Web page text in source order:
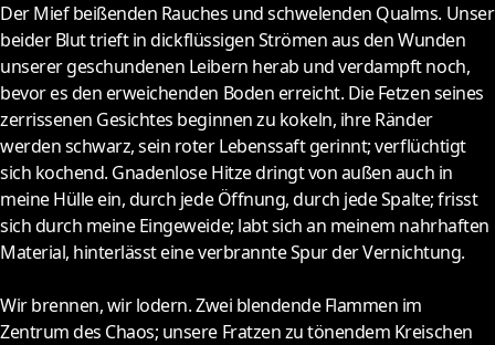
Der Mief beißenden Rauches und schwelenden Qualms. Unser
beider Blut trieft in dickflüssigen Strömen aus den Wunden
unserer geschundenen Leibern herab und verdampft noch,
bevor es den erweichenden Boden erreicht. Die Fetzen seines
zerrissenen Gesichtes beginnen zu kokeln, ihre Ränder
werden schwarz, sein roter Lebenssaft gerinnt; verflüchtigt
sich kochend. Gnadenlose Hitze dringt von außen auch in
meine Hülle ein, durch jede Öffnung, durch jede Spalte; frisst
sich durch meine Eingeweide; labt sich an meinem nahrhaften
Material, hinterlässt eine verbrannte Spur der Vernichtung.
Wir brennen, wir lodern. Zwei blendende Flammen im
Zentrum des Chaos; unsere Fratzen zu tönendem Kreischen